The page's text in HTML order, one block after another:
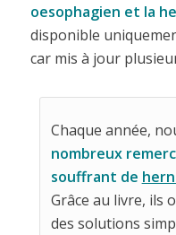
oesophagien et la
disponible
car mis à jour
Chaque année,
nombreux
souffrant de
Grâce au livre, ils
des solutions